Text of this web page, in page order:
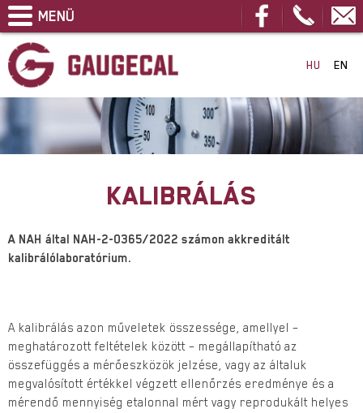
HU EN
MENÜ
FŐOLDAL
CÉGÜNKRŐL
GAUGE MONITOR
KAPCSOLAT
KALIBRÁLÁS
A NAH által NAH-2-0365/2022 számon akkreditált
kalibrálólaboratórium.
A kalibrálás azon műveletek összessége, amellyel –
meghatározott feltételek között – megállapítható az
összefüggés a mérőeszközök jelzése, vagy az általuk
megvalósított értékkel végzett ellenőrzés eredménye és a
mérendő mennyiség etalonnal mért vagy reprodukált helyes